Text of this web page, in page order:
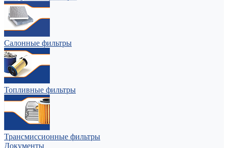
Салонные фильтры
Топливные фильтры
Трансмиссионные фильтры
Документы